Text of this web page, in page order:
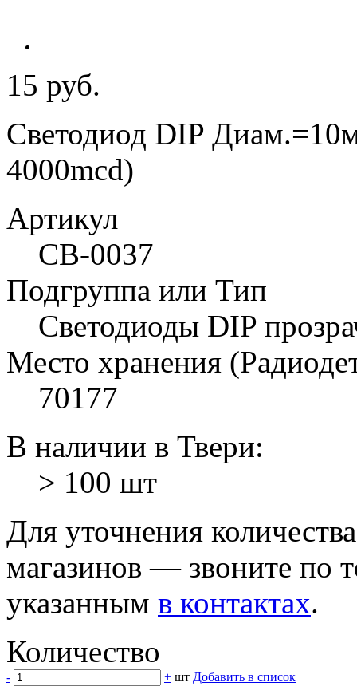
15 руб.
Светодиод DIP
4000mcd)
Артикул
СВ-0037
Подгруппа или Тип
Светодиоды DIP
Место хранения
70177
В наличии в Твери:
> 100 шт
Для уточнения
магазинов — звоните по
указанным в контактах.
Количество
- + шт Добавить в список